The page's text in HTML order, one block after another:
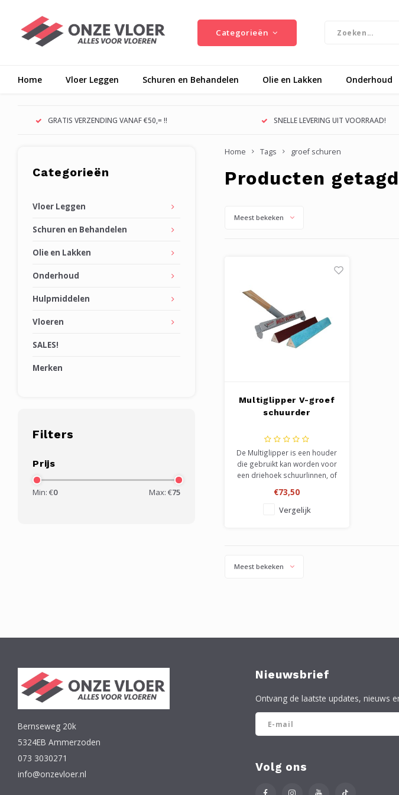
Categorieën
Home Vloer Leggen Schuren en Behandelen Olie en Lakken Onderhoud
GRATIS VERZENDING VANAF €50,= !! SNELLE LEVERING UIT VOORRAAD!
Categorieën
Vloer Leggen
Schuren en Behandelen
Olie en Lakken
Onderhoud
Hulpmiddelen
Vloeren
SALES!
Merken
Filters
Prijs
Min: €0 Max: €75
Home Tags groef schuren
Producten
Meest bekeken
Multiglipper V-groef
schuurder
De Multiglipper is een houder
die gebruikt kan worden voor
een driehoek schuurlinnen, of
het bewerken van een v-
groef. LET OP, u koopt enkel
€73,50
Vergelijk
Meest bekeken
Bernseweg 20k
5324EB Ammerzoden
073 3030271
info@onzevloer.nl
Nieuwsbrief
Ontvang de laatste updates, nieuws
Volg ons